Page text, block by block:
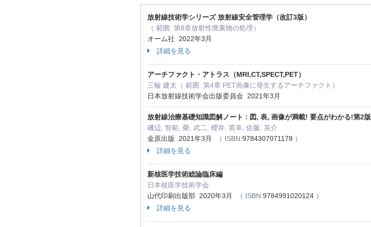
​放射線技術学シリーズ 放射線安全管理学（改訂3版）
（ 範囲: 第8章放射性廃棄物の処理）
オーム社 2022年3月
詳細を見る
アーチファクト・アトラス（MRI,CT,SPECT,PET）
三輪 建太（ 範囲: 第4章 PET画像に発生するアーチファクト）
日本放射線技術学会出版委員会 2021年3月
放射線治療基礎知識図解ノート : 図, 表, 画像が満載! 要点がわかる!第2版
磯辺, 智範, 榮, 武二, 櫻井, 英幸, 佐藤, 英介
金原出版 2021年3月
（ ISBN:9784307071178 ）
詳細を見る
新核医学技術総論臨床編
日本核医学技術学会
山代印刷出版部 2020年3月
（ ISBN:9784991020124 ）
詳細を見る